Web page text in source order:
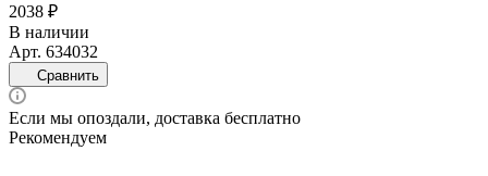
2038 ₽
В наличии
Арт. 634032
Сравнить
Если мы опоздали, доставка бесплатно
Рекомендуем